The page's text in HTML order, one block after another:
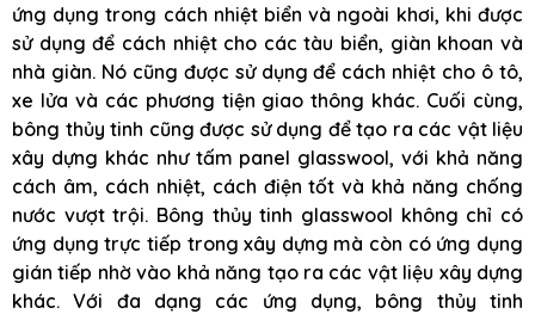
ứng dụng trong cách nhiệt biển và ngoài khơi, khi được
sử dụng để cách nhiệt cho các tàu biển, giàn khoan và
nhà giàn. Nó cũng được sử dụng để cách nhiệt cho ô tô,
xe lửa và các phương tiện giao thông khác. Cuối cùng,
bông thủy tinh cũng được sử dụng để tạo ra các vật liệu
xây dựng khác như tấm panel glasswool, với khả năng
cách âm, cách nhiệt, cách điện tốt và khả năng chống
nước vượt trội. Bông thủy tinh glasswool không chỉ có
ứng dụng trực tiếp trong xây dựng mà còn có ứng dụng
gián tiếp nhờ vào khả năng tạo ra các vật liệu xây dựng
khác. Với đa dạng các ứng dụng, bông thủy tinh